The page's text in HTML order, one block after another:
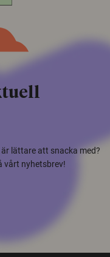
lättare att snacka med?
vårt nyhetsbrev!